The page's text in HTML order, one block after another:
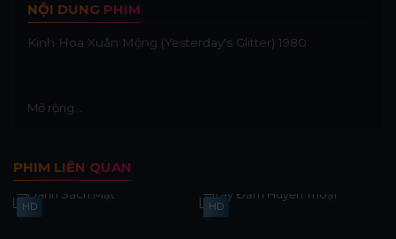
NỘI DUNG PHIM
Kinh Hoa Xuân Mộng (Yesterday's Glitter) 1980
Mở rộng...
PHIM LIÊN QUAN
HD HD